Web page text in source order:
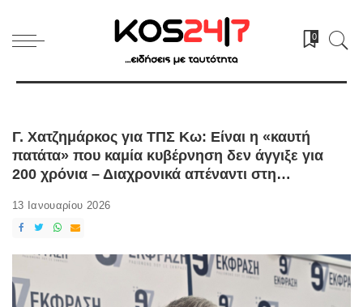
0
Γ. Χατζημάρκος για ΤΠΣ Κω: Είναι η «καυτή
πατάτα» που καμία κυβέρνηση δεν άγγιξε για
200 χρόνια – Διαχρονικά απέναντι στη
13 Ιανουαρίου 2026